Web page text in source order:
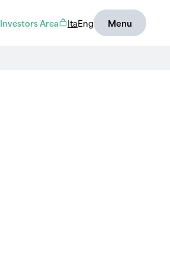
Investors Area ItaEng Menu